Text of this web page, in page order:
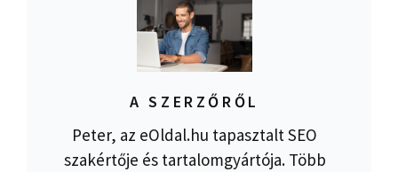
A SZERZŐRŐL
Peter, az eOldal.hu tapasztalt SEO
szakértője és tartalomgyártója. Több